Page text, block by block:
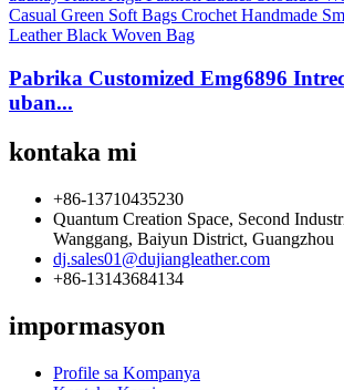
Pabrika Customized Emg6896
uban...
kontaka mi
+86-13710435230
Quantum Creation Space, Second
Wanggang, Baiyun District, Guangzhou
dj.sales01@dujiangleather.com
+86-13143684134
impormasyon
Profile sa Kompanya